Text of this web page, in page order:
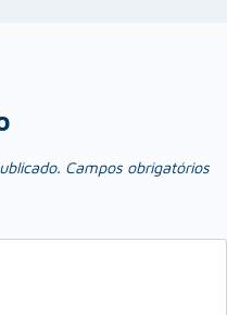
Campos obrigatórios